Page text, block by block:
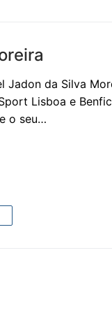
Jadon da Silva
Lisboa e
o seu…